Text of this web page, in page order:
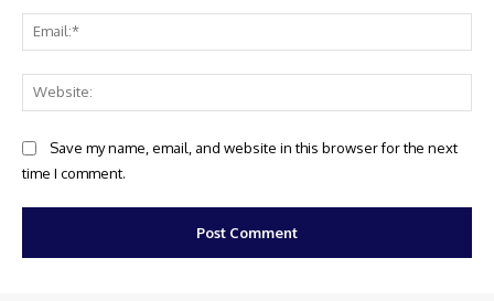
Save my name, email, and website in this browser for the next
time I comment.